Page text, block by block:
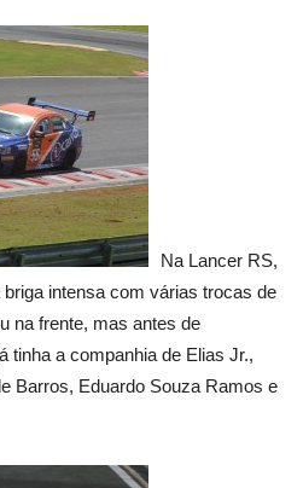
Na Lancer RS,
intensa com várias trocas de
na frente, mas antes de
tinha a companhia de Elias Jr.,
Barros, Eduardo Souza Ramos e